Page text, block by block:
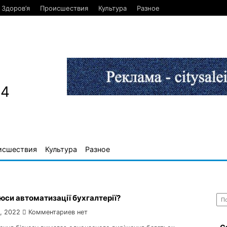
Здоров’я Происшествия Культура Разное
Культура Разное
автоматизації бухгалтерії?
2022 Комментариев нет